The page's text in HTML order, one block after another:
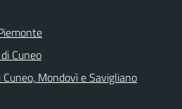
Cuneo
Mondovì e Savigliano